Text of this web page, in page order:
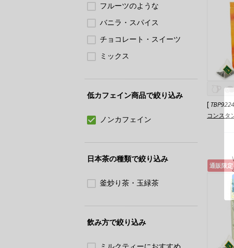
[ TBP9224
コンスタ
通販限定
フルーツのような
バニラ・スパイス
チョコレート・スイーツ
ミックス
低カフェイン商品で絞り込み
ノンカフェイン
日本茶の種類で絞り込み
釜炒り茶・玉緑茶
飲み方で絞り込み
ミルクティーにおすすめ